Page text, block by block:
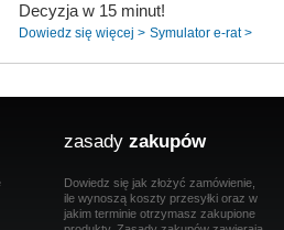
Decyzja w 15 minut!
Dowiedz się więcej > Symulator e-rat >
zasady zakupów
Dowiedz się jak złożyć zamówienie,
ile wynoszą koszty przesyłki oraz w
jakim terminie otrzymasz zakupione